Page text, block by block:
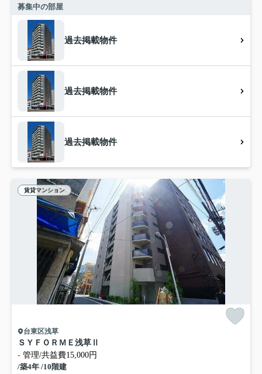
募集中の部屋
過去掲載物件
過去掲載物件
過去掲載物件
賃貸マンション
台東区浅草
ＳＹＦＯＲＭＥ浅草Ⅱ
- 管理/共益費15,000円
/築4年 /10階建